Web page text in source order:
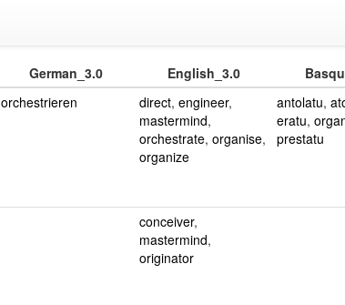
German_3.0 English_3.0
orchestrieren direct, engineer,
mastermind,
orchestrate, organise,
organize
antolatu,
eratu,
prestatu
conceiver,
mastermind,
originator